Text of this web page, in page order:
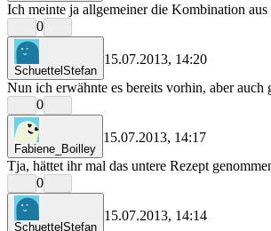
Ich meinte ja allgemeiner die Kombination
0
SchuettelStefan
15.07.2013, 14:20
Nun ich erwähnte es bereits vorhin, aber
0
Fabiene_Boilley
15.07.2013, 14:17
Tja, hättet ihr mal das untere Rezept
0
SchuettelStefan
15.07.2013, 14:14